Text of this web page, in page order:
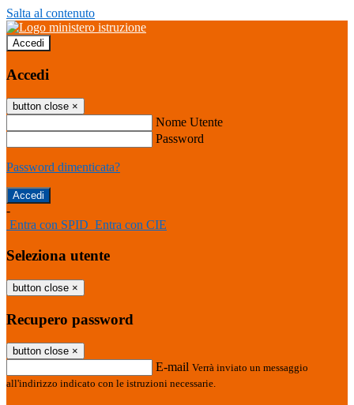
Salta al contenuto
Accedi
Accedi
button close ×
Nome Utente
Password
Password dimenticata?
-
Entra con SPID Entra con CIE
Seleziona utente
button close ×
Recupero password
button close ×
E-mail Verrà inviato un messaggio
all'indirizzo indicato con le istruzioni necessarie.